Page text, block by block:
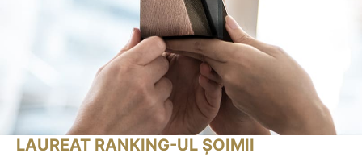
LAUREAT RANKING-UL ȘOIMII